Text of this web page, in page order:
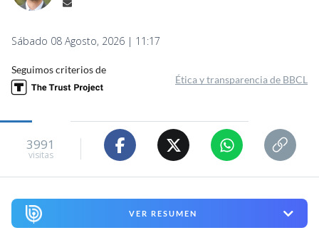
Sábado 08 Agosto, 2026 | 11:17
Seguimos criterios de
Ética y transparencia de BBCL
3991
visitas
VER RESUMEN